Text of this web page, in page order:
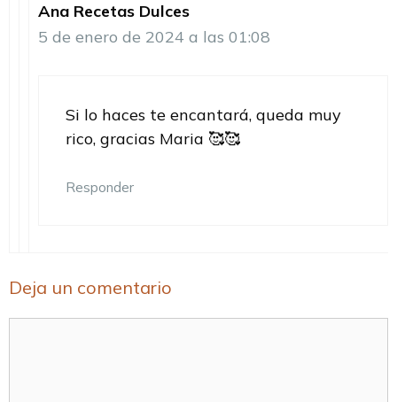
Ana Recetas Dulces
5 de enero de 2024 a las 01:08
Si lo haces te encantará, queda muy
rico, gracias Maria 🥰🥰
Responder
Deja un comentario